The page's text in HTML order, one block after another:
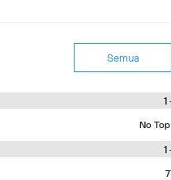
Semua
1
No
1